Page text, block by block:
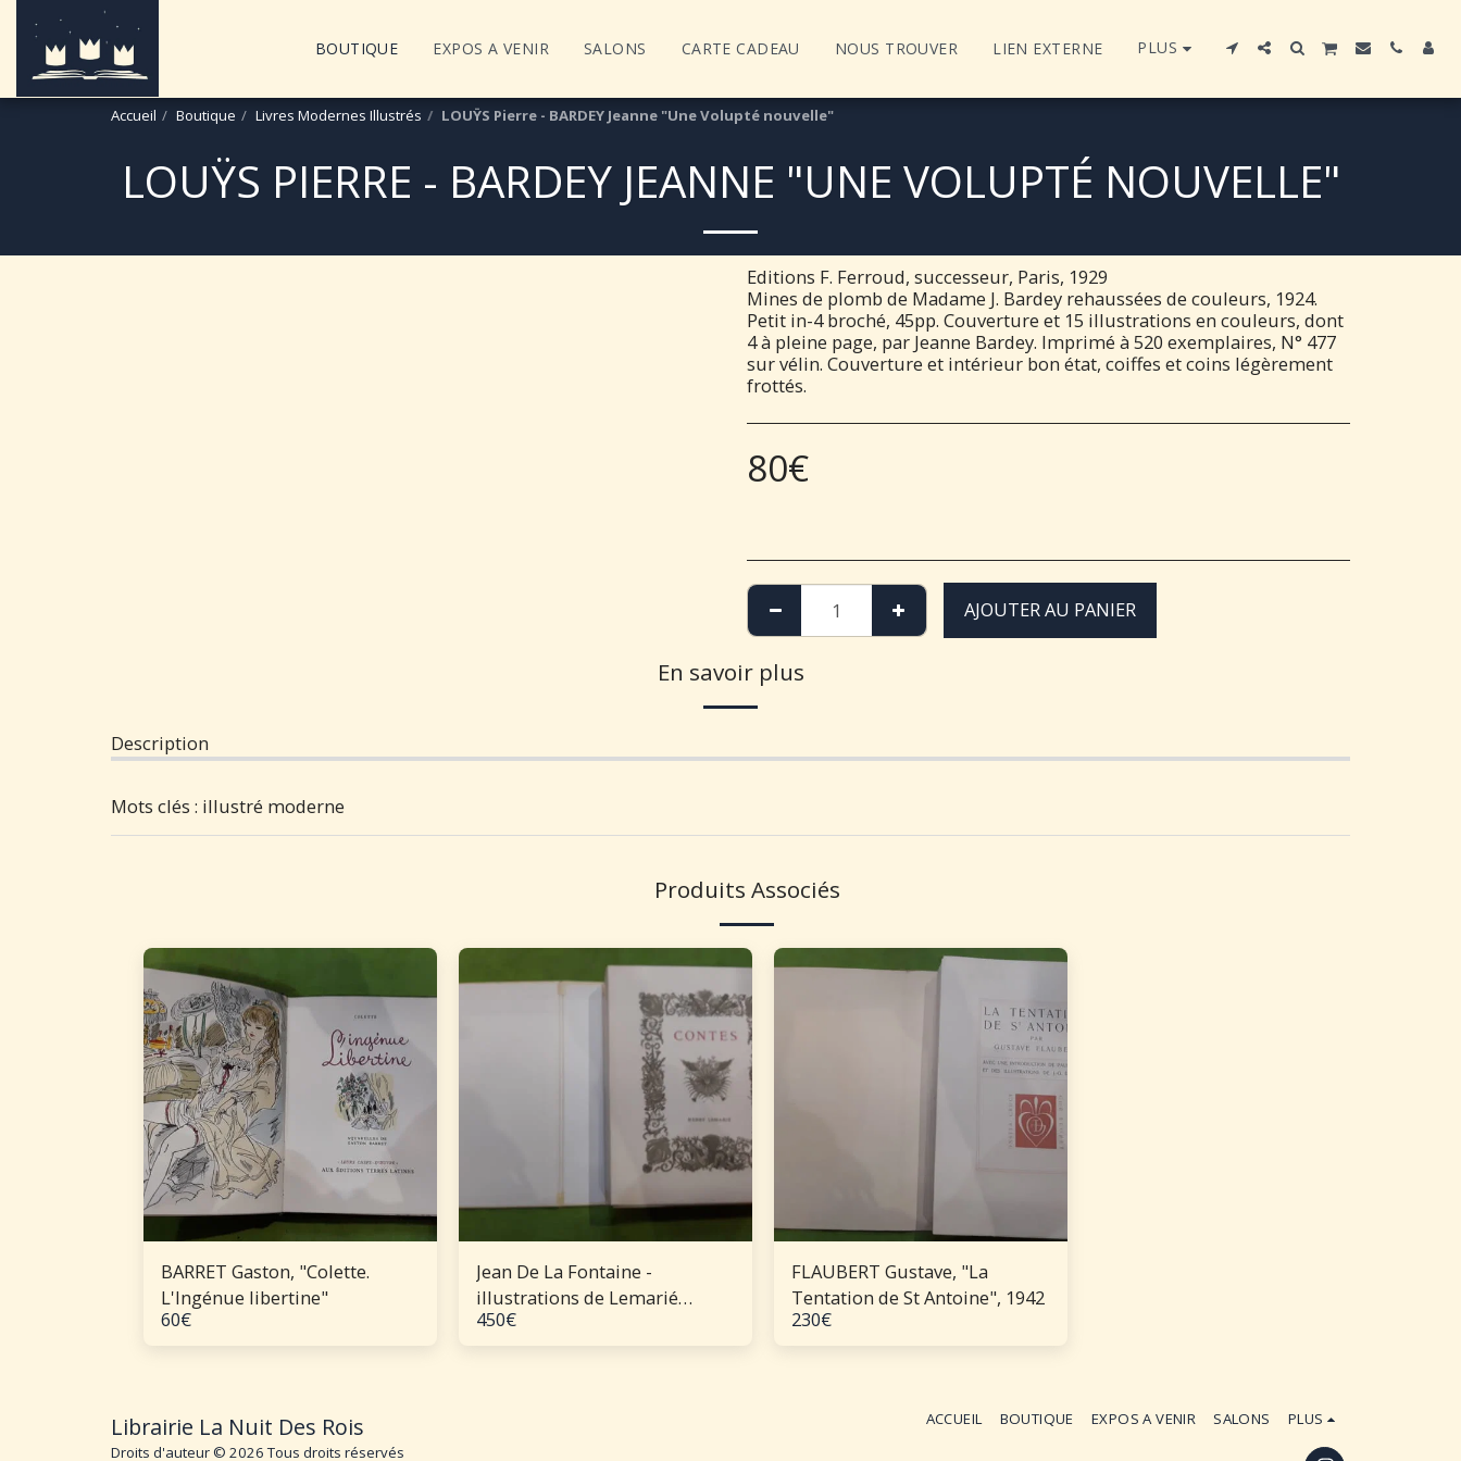
BOUTIQUE EXPOS A VENIR SALONS CARTE CADEAU NOUS TROUVER LIEN EXTERNE PLUS
Accueil Boutique Livres Modernes Illustrés LOUŸS Pierre - BARDEY Jeanne "Une Volupté nouvelle"
LOUŸS PIERRE - BARDEY JEANNE "UNE VOLUPTÉ NOUVELLE"
Editions F. Ferroud, successeur, Paris, 1929
Mines de plomb de Madame J. Bardey rehaussées de couleurs, 1924.
Petit in-4 broché, 45pp. Couverture et 15 illustrations en couleurs, dont
4 à pleine page, par Jeanne Bardey. Imprimé à 520 exemplaires, N° 477
sur vélin. Couverture et intérieur bon état, coiffes et coins légèrement
frottés.
80€
AJOUTER AU PANIER
En savoir plus
Description
Mots clés : illustré moderne
Produits Associés
BARRET Gaston, "Colette.
L'Ingénue libertine"
60€
Jean De La Fontaine -
illustrations de Lemarié
Contes de Jean De La Fontaine
450€
FLAUBERT Gustave, "La
Tentation de St Antoine", 1942
230€
Librairie La Nuit Des Rois
Droits d'auteur © 2026 Tous droits réservés
ACCUEIL BOUTIQUE EXPOS A VENIR SALONS PLUS